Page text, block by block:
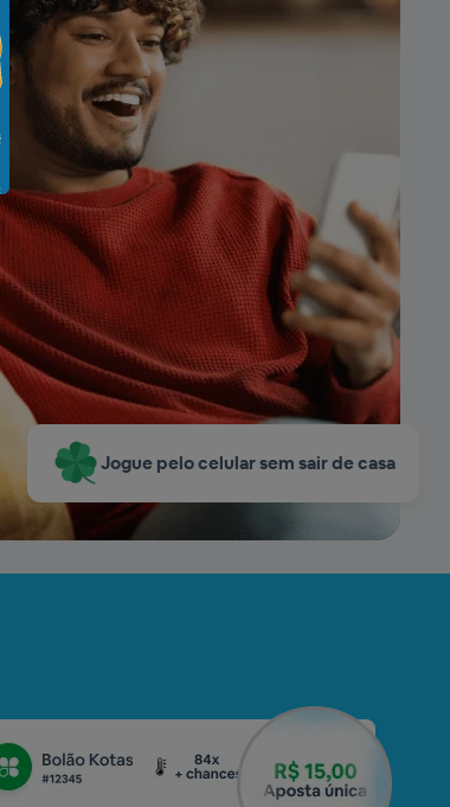
Jogue pelo celular sem sair de casa